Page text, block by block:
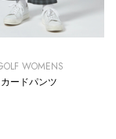
WOMENS
ードパンツ